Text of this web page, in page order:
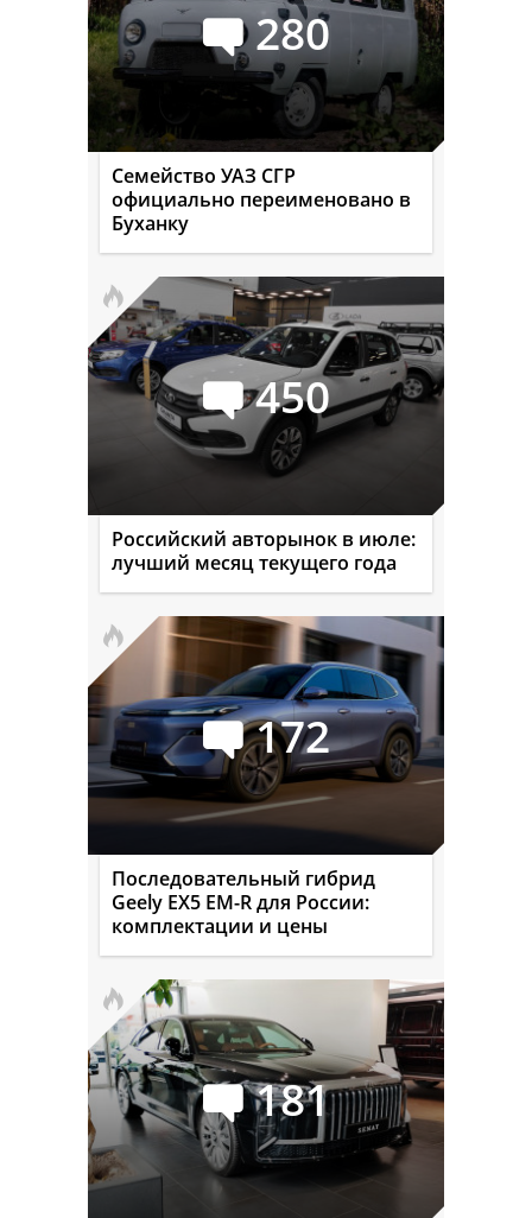
280
Семейство УАЗ СГР
официально переименовано в
Буханку
450
Российский авторынок в июле:
лучший месяц текущего года
172
Последовательный гибрид
Geely EX5 EM-R для России:
комплектации и цены
181